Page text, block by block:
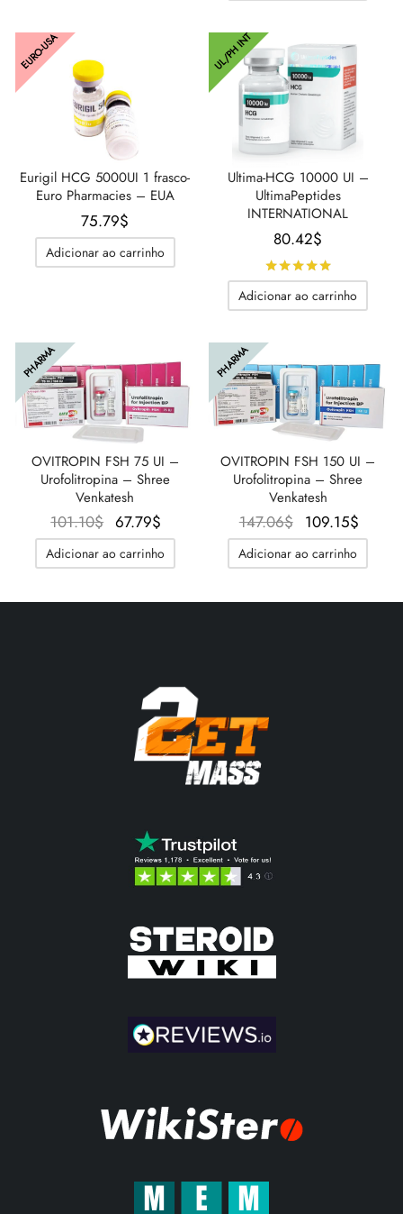
EURO-USA
Eurigil HCG 5000UI 1 frasco-
Euro Pharmacies – EUA
75.79$
Adicionar ao carrinho
UL/PH INT
Ultima-HCG 10000 UI –
UltimaPeptides
INTERNATIONAL
80.42$
Adicionar ao carrinho
PHARMA
OVITROPIN FSH 75 UI –
Urofolitropina – Shree
Venkatesh
101.10$ O preço
original
era:
67.79$
preço
atual é:
Adicionar ao carrinho
PHARMA
OVITROPIN FSH 150 UI –
Urofolitropina – Shree
Venkatesh
147.06$ O preço
original
era:
109.15$
atual
Adicionar ao carrinho